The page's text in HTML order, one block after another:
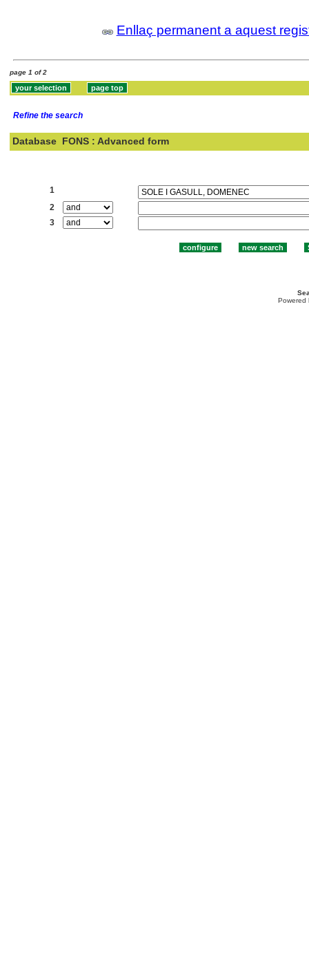
Enllaç permanent a aquest
page 1 of 2
Refine the search
Database FONS : Advanced form
1
2
3